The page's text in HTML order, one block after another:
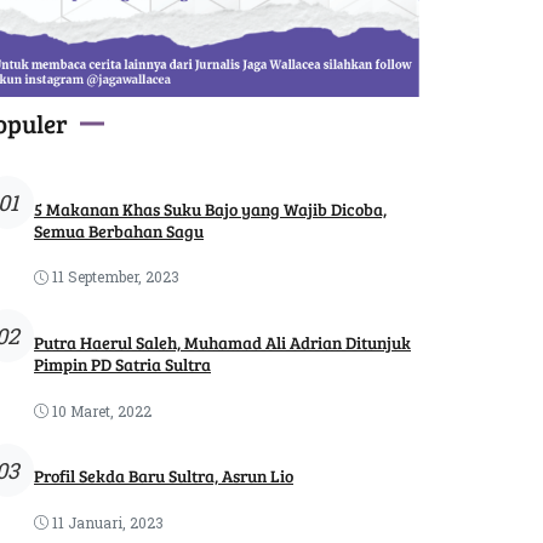
5 Makanan Khas Suku Bajo yang Wajib Dicoba,
Semua Berbahan Sagu
11 September, 2023
Putra Haerul Saleh, Muhamad Ali Adrian Ditunjuk
Pimpin PD Satria Sultra
10 Maret, 2022
Profil Sekda Baru Sultra, Asrun Lio
11 Januari, 2023